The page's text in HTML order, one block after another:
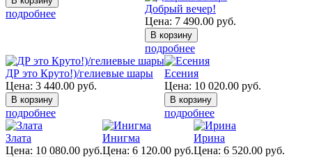
подробнее
Добрый вечер!
Цена: 7 490.00 руб.
подробнее
ДР это Круто!)/гелиевые шары
Цена: 3 440.00 руб.
подробнее
Есения
Цена: 10 020.00 руб.
подробнее
Злата
Цена: 10 080.00 руб.
Инигма
Цена: 6 120.00 руб.
Ирина
Цена: 6 520.00 руб.